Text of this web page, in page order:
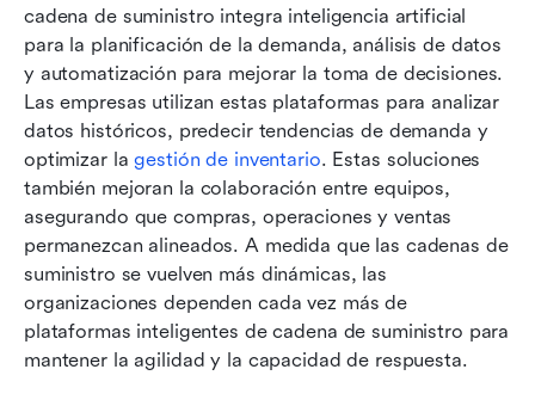
cadena de suministro integra inteligencia artificial
para la planificación de la demanda, análisis de datos
y automatización para mejorar la toma de decisiones.
Las empresas utilizan estas plataformas para analizar
datos históricos, predecir tendencias de demanda y
optimizar la gestión de inventario. Estas soluciones
también mejoran la colaboración entre equipos,
asegurando que compras, operaciones y ventas
permanezcan alineados. A medida que las cadenas de
suministro se vuelven más dinámicas, las
organizaciones dependen cada vez más de
plataformas inteligentes de cadena de suministro para
mantener la agilidad y la capacidad de respuesta.